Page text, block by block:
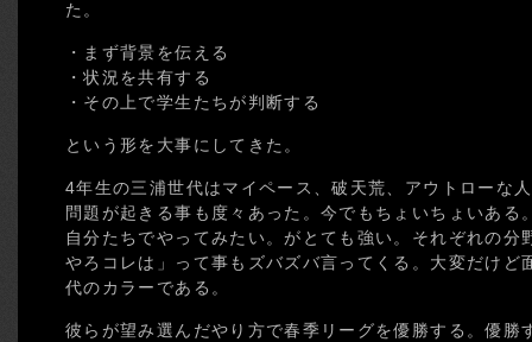
た。
・まず背景を伝える
・状況を共有する
・その上で学生たちが判断する
という形を大事にしてきた。
4年生の三浦世代はマイペース、破天荒、アウトローな
問題が起きる事も度々あった。今でもちょいちょいある
自分たちでやってみたい。がとても強い。それぞれの分
やろコレは」って事もズバズバ言ってくる。大変だけど
代のカラーである。
彼らが望み選んだやり方で春季リーグを優勝する。優勝